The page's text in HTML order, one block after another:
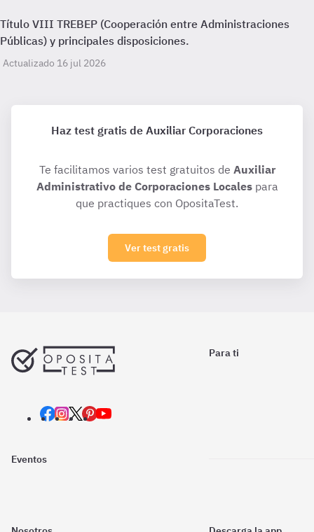
Título VIII TREBEP (Cooperación entre Administraciones
Públicas) y principales disposiciones.
Actualizado 16 jul 2026
Haz test gratis de Auxiliar Corporaciones
Te facilitamos varios test gratuitos de Auxiliar
Administrativo de Corporaciones Localespara
que practiques con OpositaTest.
Ver test gratis
Para ti
Eventos